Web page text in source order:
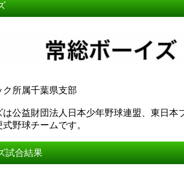
所属千葉県支部
は公益財団法人日本少年野球連盟、東日本
野球チームです。
試合結果